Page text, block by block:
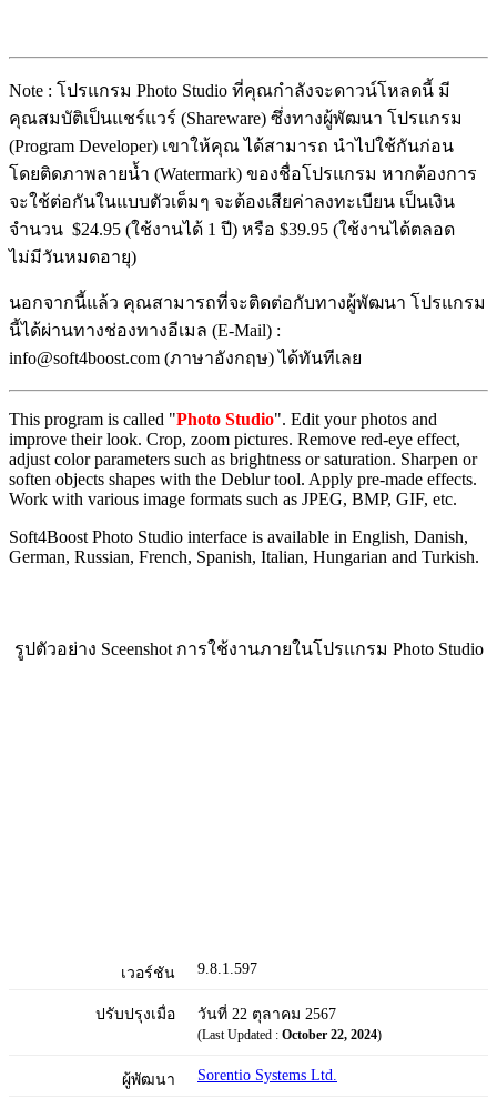
Note : โปรแกรม Photo Studio ที่คุณกำลังจะดาวน์โหลดนี้ มี
คุณสมบัติเป็นแชร์แวร์ (Shareware) ซึ่งทางผู้พัฒนา โปรแกรม
(Program Developer) เขาให้คุณ ได้สามารถ นำไปใช้กันก่อน
โดยติดภาพลายน้ำ (Watermark) ของชื่อโปรแกรม หากต้องการ
จะใช้ต่อกันในแบบตัวเต็มๆ จะต้องเสียค่าลงทะเบียน เป็นเงิน
จำนวน $24.95 (ใช้งานได้ 1 ปี) หรือ $39.95 (ใช้งานได้ตลอด
ไม่มีวันหมดอายุ)
นอกจากนี้แล้ว คุณสามารถที่จะติดต่อกับทางผู้พัฒนา โปรแกรม
นี้ได้ผ่านทางช่องทางอีเมล (E-Mail) :
info@soft4boost.com (ภาษาอังกฤษ) ได้ทันทีเลย
This program is called "Photo Studio". Edit your photos and
improve their look. Crop, zoom pictures. Remove red-eye effect,
adjust color parameters such as brightness or saturation. Sharpen or
soften objects shapes with the Deblur tool. Apply pre-made effects.
Work with various image formats such as JPEG, BMP, GIF, etc.
Soft4Boost Photo Studio interface is available in English, Danish,
German, Russian, French, Spanish, Italian, Hungarian and Turkish.
รูปตัวอย่าง Sceenshot การใช้งานภายในโปรแกรม Photo Studio
เวอร์ชัน 9.8.1.597
ปรับปรุงเมื่อ วันที่ 22 ตุลาคม 2567
(Last Updated : October 22, 2024)
ผู้พัฒนา Sorentio Systems Ltd.